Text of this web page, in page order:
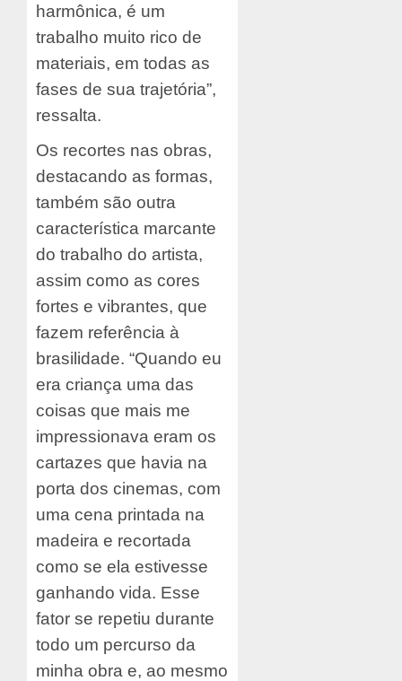
harmônica, é um
trabalho muito rico de
materiais, em todas as
fases de sua trajetória”,
ressalta.
Os recortes nas obras,
destacando as formas,
também são outra
característica marcante
do trabalho do artista,
assim como as cores
fortes e vibrantes, que
fazem referência à
brasilidade. “Quando eu
era criança uma das
coisas que mais me
impressionava eram os
cartazes que havia na
porta dos cinemas, com
uma cena printada na
madeira e recortada
como se ela estivesse
ganhando vida. Esse
fator se repetiu durante
todo um percurso da
minha obra e, ao mesmo